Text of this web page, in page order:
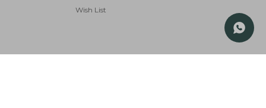
Wish List